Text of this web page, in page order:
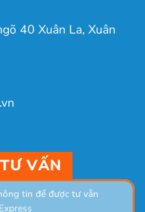
40 Xuân La, Xuân
VẤN
tin để được tư vẫn